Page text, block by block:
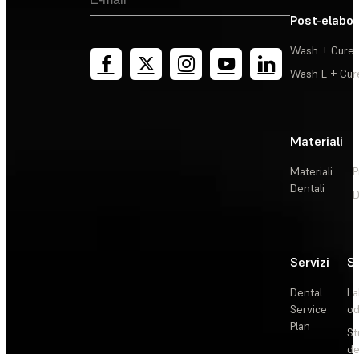
Post-
Wash + Cure
Wash L +
Materiali
Materiali
Dentali
Servizi
Dental
Service
Plan